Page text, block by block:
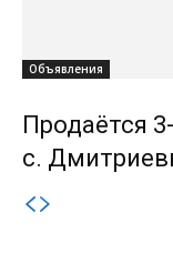
Объявления
Продаётся
с.